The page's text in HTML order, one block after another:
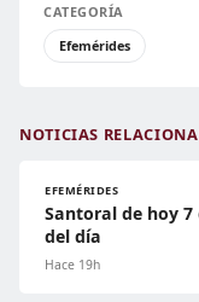
CATEGORÍA
Efemérides
NOTICIAS
EFEMÉRIDES
Santoral de hoy
del día
Hace 19h